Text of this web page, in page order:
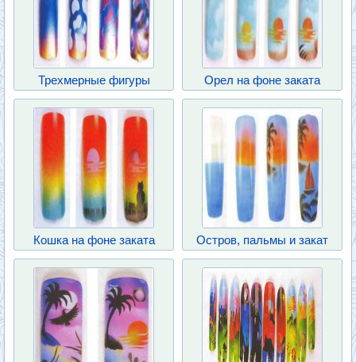
Трехмерные фигуры Орел на фоне заката
Кошка на фоне заката Остров, пальмы и закат